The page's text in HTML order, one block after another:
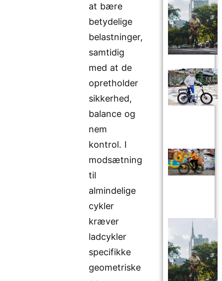
at bære
betydelige
belastninger,
samtidig
med at de
opretholder
sikkerhed,
balance og
nem
kontrol. I
modsætning
til
almindelige
cykler
kræver
ladcykler
specifikke
geometriske